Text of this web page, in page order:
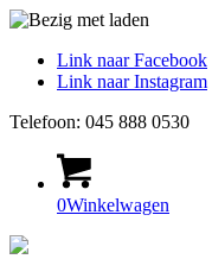
Link naar Facebook
Link naar Instagram
Telefoon: 045 888 0530
0Winkelwagen